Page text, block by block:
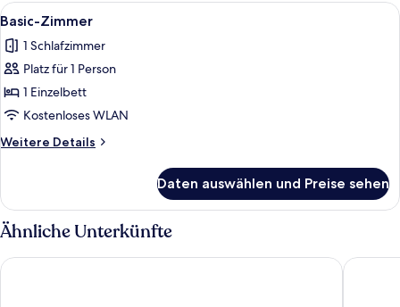
Alle
Fotos
für
Basic-
Zimmer
anzeigen
Ein kleines Zimmer mit einem Bett,
6
Basic-Zimmer
1 Schlafzimmer
Platz für 1 Person
1 Einzelbett
Kostenloses WLAN
Weitere Details
Weitere
Zimmer
Daten auswählen und Preise sehen
Ähnliche Unterkünfte
Apartamentos Monteparaiso